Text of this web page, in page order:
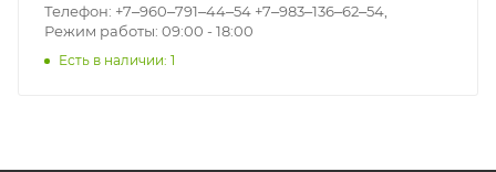
Телефон: +7‒960‒791‒44‒54 +7‒983‒136‒62‒54,
Режим работы: 09:00 - 18:00
Есть в наличии: 1